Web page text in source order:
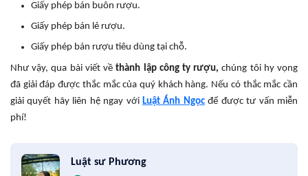
Giấy phép bán buôn rượu.
Giấy phép bán lẻ rượu.
Giấy phép bán rượu tiêu dùng tại chỗ.
Như vậy, qua bài viết vềthành lập công ty rượu, chúng tôi hy vọng
đã giải đáp được thắc mắc của quý khách hàng. Nếu có thắc mắc cần
giải quyết hãy liên hệ ngay với Luật Ánh Ngọcđể được tư vấn miễn
phí!
Luật sư Phương